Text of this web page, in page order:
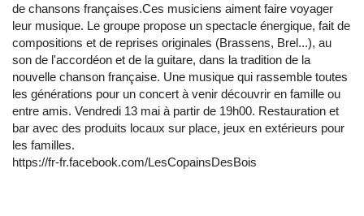
de chansons françaises.Ces musiciens aiment faire voyager
leur musique. Le groupe propose un spectacle énergique, fait de
compositions et de reprises originales (Brassens, Brel...), au
son de l'accordéon et de la guitare, dans la tradition de la
nouvelle chanson française. Une musique qui rassemble toutes
les générations pour un concert à venir découvrir en famille ou
entre amis. Vendredi 13 mai à partir de 19h00. Restauration et
bar avec des produits locaux sur place, jeux en extérieurs pour
les familles.
https://fr-fr.facebook.com/LesCopainsDesBois